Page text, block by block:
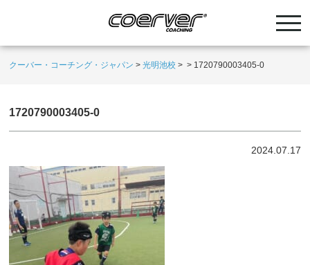
クーバー・コーチング・ジャパン >光明池校 > > 1720790003405-0
1720790003405-0
2024.07.17